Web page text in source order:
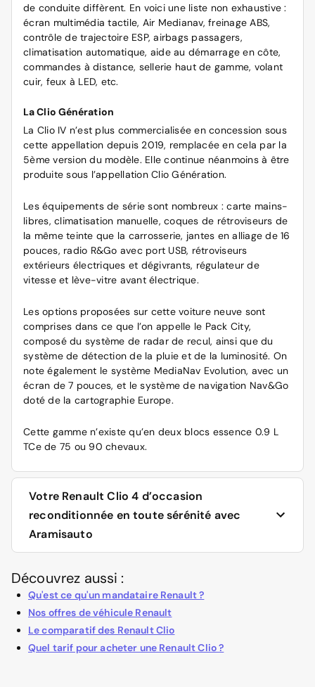
de conduite diffèrent. En voici une liste non exhaustive :
écran multimédia tactile, Air Medianav, freinage ABS,
contrôle de trajectoire ESP, airbags passagers,
climatisation automatique, aide au démarrage en côte,
commandes à distance, sellerie haut de gamme, volant
cuir, feux à LED, etc.
La Clio Génération
La Clio IV n’est plus commercialisée en concession sous
cette appellation depuis 2019, remplacée en cela par la
5ème version du modèle. Elle continue néanmoins à être
produite sous l’appellation Clio Génération.
Les équipements de série sont nombreux : carte mains-
libres, climatisation manuelle, coques de rétroviseurs de
la même teinte que la carrosserie, jantes en alliage de 16
pouces, radio R&Go avec port USB, rétroviseurs
extérieurs électriques et dégivrants, régulateur de
vitesse et lève-vitre avant électrique.
Les options proposées sur cette voiture neuve sont
comprises dans ce que l’on appelle le Pack City,
composé du système de radar de recul, ainsi que du
système de détection de la pluie et de la luminosité. On
note également le système MediaNav Evolution, avec un
écran de 7 pouces, et le système de navigation Nav&Go
doté de la cartographie Europe.
Cette gamme n’existe qu’en deux blocs essence 0.9 L
TCe de 75 ou 90 chevaux.
Votre Renault Clio 4 d’occasion
reconditionnée en toute sérénité avec
Aramisauto
Pour acheter unevoiture neuve, 0 km
reconditionnée, la meilleure adresse est le site
d’Aramisauto. Nos Clio d’occasion sont en effet
reconditionnées en usine pour en assurer la fiabilité.
Tout est dûment contrôlé, et les voitures sont certifiées
Crit’Air.
Découvrez aussi :
Qu'est ce qu'un mandataire Renault ?
Nos offres de véhicule Renault
Le comparatif des Renault Clio
Quel tarif pour acheter une Renault Clio ?